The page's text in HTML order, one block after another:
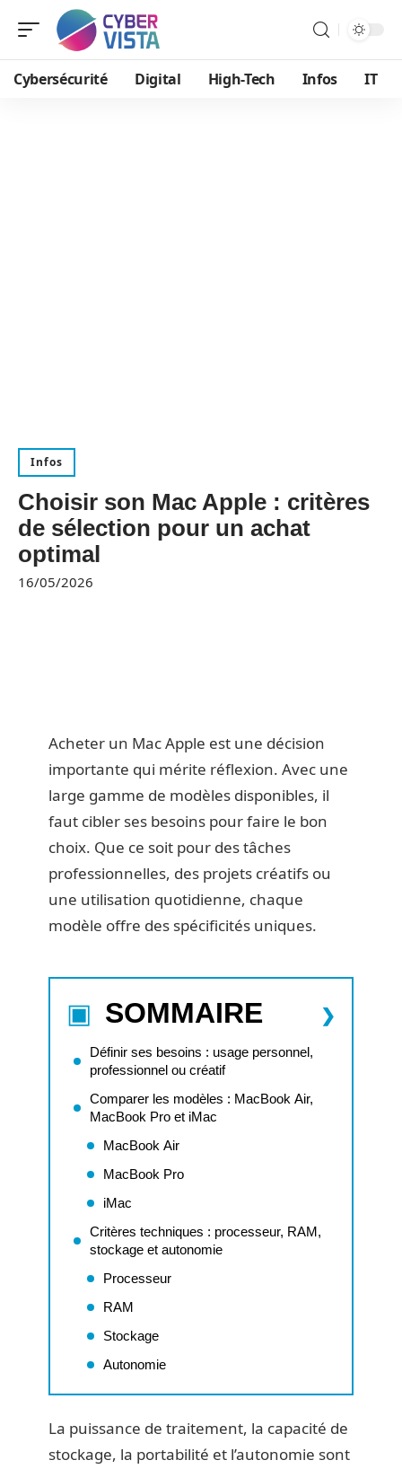
Cybersécurité Digital High-Tech Infos IT
Infos
Choisir son Mac Apple : critères
de sélection pour un achat
optimal
16/05/2026
Acheter un Mac Apple est une décision
importante qui mérite réflexion. Avec une
large gamme de modèles disponibles, il
faut cibler ses besoins pour faire le bon
choix. Que ce soit pour des tâches
professionnelles, des projets créatifs ou
une utilisation quotidienne, chaque
modèle offre des spécificités uniques.
SOMMAIRE
Définir ses besoins : usage personnel,
professionnel ou créatif
Comparer les modèles : MacBook Air,
MacBook Pro et iMac
MacBook Air
MacBook Pro
iMac
Critères techniques : processeur, RAM,
stockage et autonomie
Processeur
RAM
Stockage
Autonomie
La puissance de traitement, la capacité de
stockage, la portabilité et l’autonomie sont